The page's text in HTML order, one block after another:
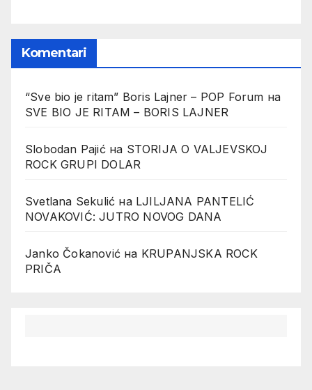
Komentari
“Sve bio je ritam” Boris Lajner – POP Forum на
SVE BIO JE RITAM – BORIS LAJNER
Slobodan Pajićна STORIJA O VALJEVSKOJ
ROCK GRUPI DOLAR
Svetlana Sekulić на LJILJANA PANTELIĆ
NOVAKOVIĆ: JUTRO NOVOG DANA
Janko Čokanović на KRUPANJSKA ROCK
PRIČA